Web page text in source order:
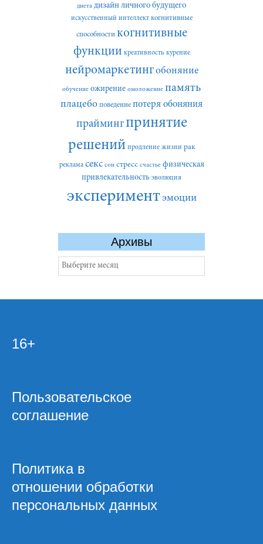
диета дизайн личного будущего
искусственный интеллект когнитивные
способности когнитивные
функции креативность курение
нейромаркетингобоняние
обучение ожирение омоложение память
плацебо поведение потеря обоняния
праймингпринятие
решений продление жизни рак
реклама секс сон стресс счастье физическая
привлекательность эволюция
экспериментэмоции
Архивы
Архивы
16+
Пользовательское
соглашение
Политика в
отношении обработки
персональных данных